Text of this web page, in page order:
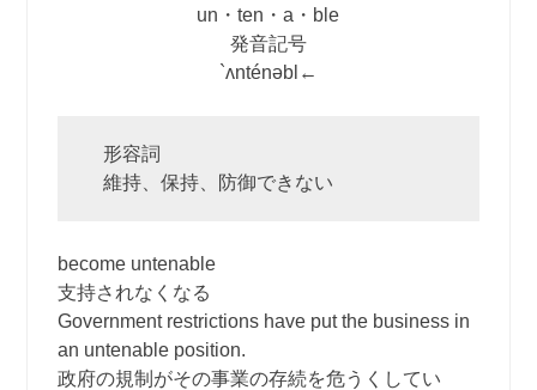
un・ten・a・ble
発音記号
`ʌnténəbl←
形容詞
維持、保持、防御できない
become untenable
支持されなくなる
Government restrictions have put the business in
an untenable position.
政府の規制がその事業の存続を危うくしてい